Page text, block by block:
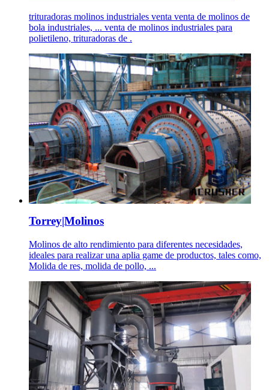
trituradoras molinos industriales venta venta de molinos de
bola industriales, ... venta de molinos industriales para
polietileno, trituradoras de .
Torrey|Molinos
Molinos de alto rendimiento para diferentes necesidades,
ideales para realizar una aplia game de productos, tales como,
Molida de res, molida de pollo, ...